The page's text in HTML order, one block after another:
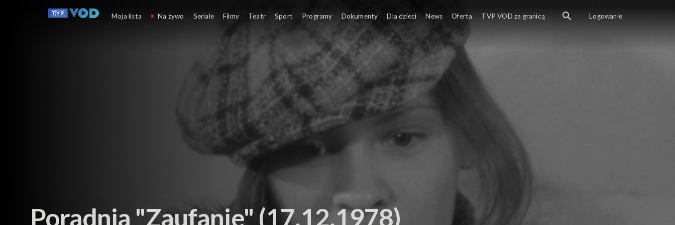
Poradnia "Zaufanie" (17.12.1978)
Moja lista Na żywo Seriale Filmy Teatr Sport Programy Dokumenty Dla dzieci News Oferta TVP VOD za granicą Logowanie